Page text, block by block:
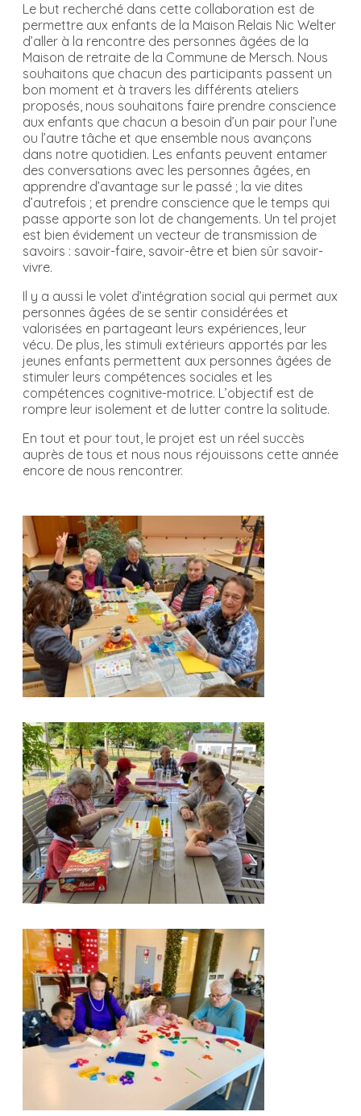
Le but recherché dans cette collaboration est de
permettre aux enfants de la Maison Relais Nic Welter
d’aller à la rencontre des personnes âgées de la
Maison de retraite de la Commune de Mersch. Nous
souhaitons que chacun des participants passent un
bon moment et à travers les différents ateliers
proposés, nous souhaitons faire prendre conscience
aux enfants que chacun a besoin d’un pair pour l’une
ou l’autre tâche et que ensemble nous avançons
dans notre quotidien. Les enfants peuvent entamer
des conversations avec les personnes âgées, en
apprendre d’avantage sur le passé ; la vie dites
d’autrefois ; et prendre conscience que le temps qui
passe apporte son lot de changements. Un tel projet
est bien évidement un vecteur de transmission de
savoirs : savoir-faire, savoir-être et bien sûr savoir-
vivre.
Il y a aussi le volet d’intégration social qui permet aux
personnes âgées de se sentir considérées et
valorisées en partageant leurs expériences, leur
vécu. De plus, les stimuli extérieurs apportés par les
jeunes enfants permettent aux personnes âgées de
stimuler leurs compétences sociales et les
compétences cognitive-motrice. L’objectif est de
rompre leur isolement et de lutter contre la solitude.
En tout et pour tout, le projet est un réel succès
auprès de tous et nous nous réjouissons cette année
encore de nous rencontrer.